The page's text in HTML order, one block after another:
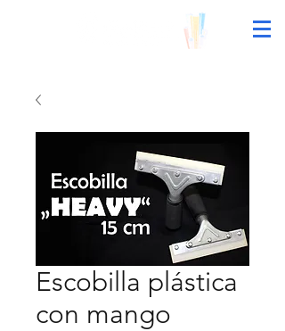
Escobilla plástica
con mango